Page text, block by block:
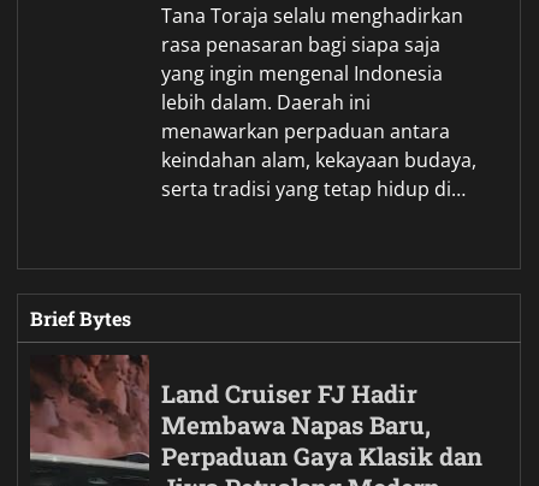
Tana Toraja selalu menghadirkan
rasa penasaran bagi siapa saja
yang ingin mengenal Indonesia
lebih dalam. Daerah ini
menawarkan perpaduan antara
keindahan alam, kekayaan budaya,
serta tradisi yang tetap hidup di…
Brief Bytes
Land Cruiser FJ Hadir
Membawa Napas Baru,
Perpaduan Gaya Klasik dan